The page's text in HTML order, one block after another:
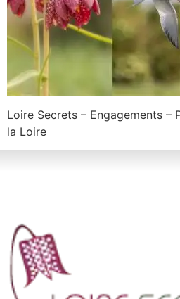
Loire Secrets – Engagements –
la Loire